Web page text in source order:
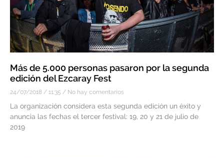
Más de 5.000 personas pasaron por la segunda
edición del Ezcaray Fest
24/07/2018 11:35 No hay comentarios
La organización considera esta segunda edición un éxito y
anuncia las fechas el tercer festival: 19, 20 y 21 de julio de
2019